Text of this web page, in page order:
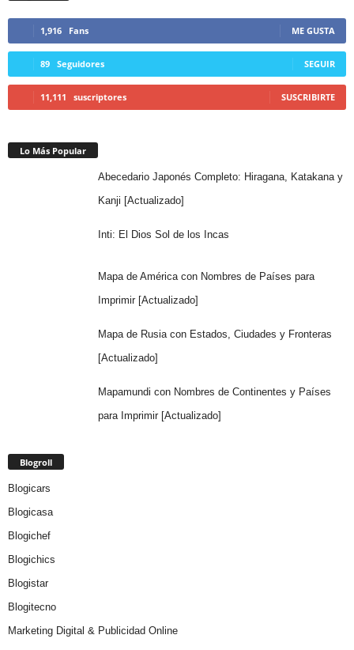
1,916 Fans ME GUSTA
89 Seguidores SEGUIR
11,111 suscriptores SUSCRIBIRTE
Lo Más Popular
Abecedario Japonés Completo: Hiragana, Katakana y
Kanji [Actualizado]
Inti: El Dios Sol de los Incas
Mapa de América con Nombres de Países para
Imprimir [Actualizado]
Mapa de Rusia con Estados, Ciudades y Fronteras
[Actualizado]
Mapamundi con Nombres de Continentes y Países
para Imprimir [Actualizado]
Blogroll
Blogicars
Blogicasa
Blogichef
Blogichics
Blogistar
Blogitecno
Marketing Digital & Publicidad Online